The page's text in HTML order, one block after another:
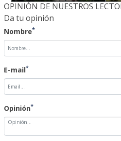
OPINIÓN DE NUESTROS
Da tu opinión
Nombre*
E-mail*
Opinión*